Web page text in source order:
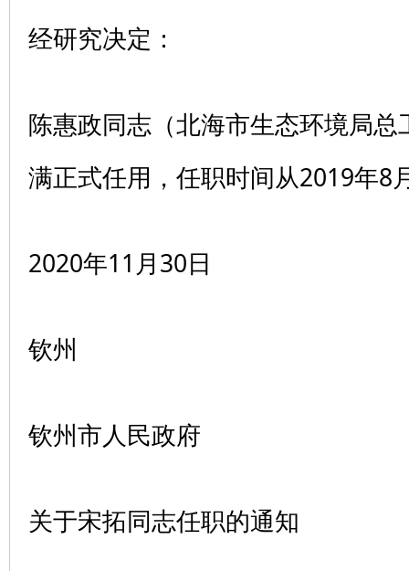
经研究决定：
陈惠政同志（北海市生态环境局总
满正式任用，任职时间从2019年8
2020年11月30日
钦州
钦州市人民政府
关于宋拓同志任职的通知